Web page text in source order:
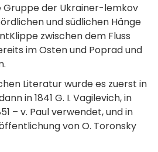
Gruppe der Ukrainer-lemkov
und südlichen Hänge
zwischen dem Fluss
im Osten und Poprad und
Literatur wurde es zuerst in
in 1841 G. I. Vagilevich, in
– v. Paul verwendet, und in
von O. Toronsky